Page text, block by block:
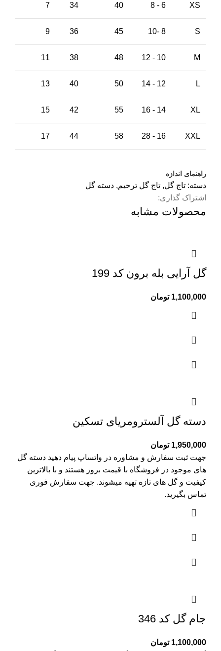
XS
6 - 8
40
34
7
S
8 -10
45
36
9
M
10 - 12
48
38
11
L
12 - 14
50
40
13
XL
14 - 16
55
42
15
XXL
16 - 28
58
44
17
راهنمای اندازه
دسته: تاج گل, تاج گل ترحیم, دسته گل
اشتراک گذاری:
محصولات مشابه
گل آرایی بله برون کد 199
1,100,000 تومان
دسته گل آلسترومریای تسکین
1,950,000 تومان
جهت ثبت سفارش و مشاوره در واتساپ پیام دهید دسته گل
های موجود در فروشگاه با قیمت بروز هستند و با بالاترین
کیفیت و گل های تازه تهیه میشوند. جهت سفارش فوری
تماس بگیرید.
جام گل کد 346
1,100,000 تومان